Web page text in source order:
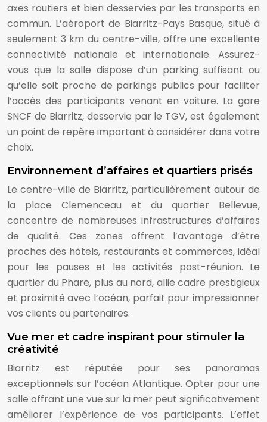
axes routiers et bien desservies par les transports en
commun. L’aéroport de Biarritz-Pays Basque, situé à
seulement 3 km du centre-ville, offre une excellente
connectivité nationale et internationale. Assurez-
vous que la salle dispose d’un parking suffisant ou
qu’elle soit proche de parkings publics pour faciliter
l’accès des participants venant en voiture. La gare
SNCF de Biarritz, desservie par le TGV, est également
un point de repère important à considérer dans votre
choix.
Environnement d’affaires et quartiers prisés
Le centre-ville de Biarritz, particulièrement autour de
la place Clemenceau et du quartier Bellevue,
concentre de nombreuses infrastructures d’affaires
de qualité. Ces zones offrent l’avantage d’être
proches des hôtels, restaurants et commerces, idéal
pour les pauses et les activités post-réunion. Le
quartier du Phare, plus au nord, allie cadre prestigieux
et proximité avec l’océan, parfait pour impressionner
vos clients ou partenaires.
Vue mer et cadre inspirant pour stimuler la
créativité
Biarritz est réputée pour ses panoramas
exceptionnels sur l’océan Atlantique. Opter pour une
salle offrant une vue sur la mer peut significativement
améliorer l’expérience de vos participants. L’effet